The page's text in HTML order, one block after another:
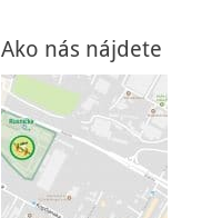
Ako nás nájdete